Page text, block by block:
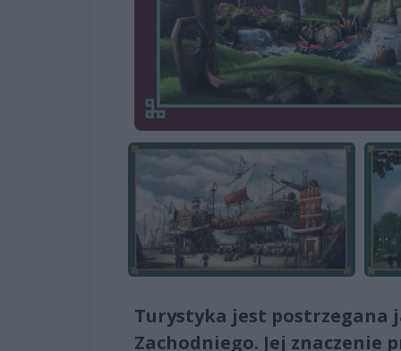
Turystyka jest postrzegana
Zachodniego. Jej znaczenie